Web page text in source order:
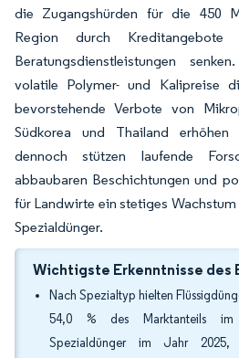
die Zugangshürden für die 450
Region durch Kreditangebote
Beratungsdienstleistungen
volatile Polymer- und Kalipreise
bevorstehende Verbote von
Südkorea und Thailand erhöhen
dennoch stützen laufende
abbaubaren Beschichtungen und
für Landwirte ein stetiges
Spezialdünger.
Wichtigste Erkenntnisse des
Nach Spezialtyp hielten
54,0 % des Marktanteils im
Spezialdünger im Jahr 2025,